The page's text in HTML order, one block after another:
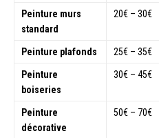
Peinture murs
standard
20€ – 30€
Peinture plafonds 25€ – 35€
Peinture
boiseries
30€ – 45€
Peinture
décorative
50€ – 70€